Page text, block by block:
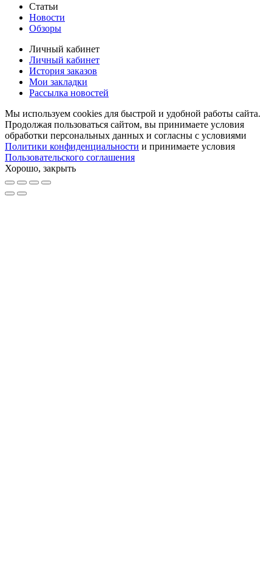
Статьи
Новости
Обзоры
Личный кабинет
Личный кабинет
История заказов
Мои закладки
Рассылка новостей
Мы используем cookies для быстрой и удобной работы сайта.
Продолжая пользоваться сайтом, вы принимаете условия
обработки персональных данных и согласны с условиями
Политики конфиденциальности и принимаете условия
Пользовательского соглашения
Хорошо, закрыть